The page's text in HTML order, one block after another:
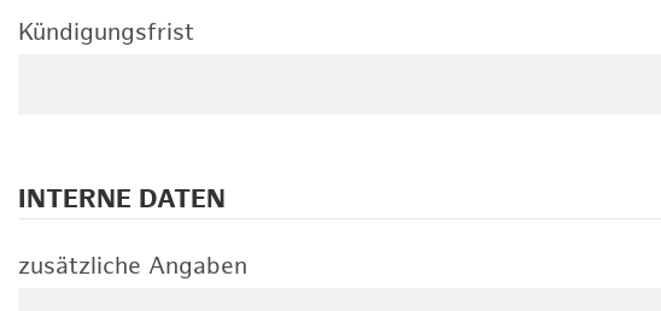
Kündigungsfrist
INTERNE DATEN
zusätzliche Angaben